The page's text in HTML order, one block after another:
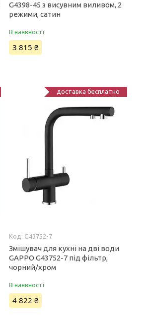
G4398-45 з висувним виливом, 2
режими, сатин
В наявності
3 815 ₴
доставка бесплатно
G43752-7
Змішувач для кухні на дві води
GAPPO G43752-7 під фільтр,
чорний/хром
В наявності
4 822 ₴